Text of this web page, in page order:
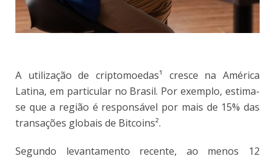
A utilização de criptomoedas¹ cresce na América
Latina, em particular no Brasil. Por exemplo, estima-
se que a região é responsável por mais de 15% das
transações globais de Bitcoins².
Segundo levantamento recente, ao menos 12